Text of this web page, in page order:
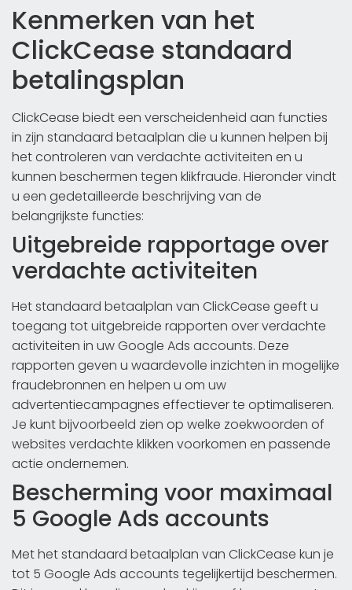
Kenmerken van het
ClickCease standaard
betalingsplan
ClickCease biedt een verscheidenheid aan functies
in zijn standaard betaalplan die u kunnen helpen bij
het controleren van verdachte activiteiten en u
kunnen beschermen tegen klikfraude. Hieronder vindt
u een gedetailleerde beschrijving van de
belangrijkste functies:
Uitgebreide rapportage over
verdachte activiteiten
Het standaard betaalplan van ClickCease geeft u
toegang tot uitgebreide rapporten over verdachte
activiteiten in uw Google Ads accounts. Deze
rapporten geven u waardevolle inzichten in mogelijke
fraudebronnen en helpen u om uw
advertentiecampagnes effectiever te optimaliseren.
Je kunt bijvoorbeeld zien op welke zoekwoorden of
websites verdachte klikken voorkomen en passende
actie ondernemen.
Bescherming voor maximaal
5 Google Ads accounts
Met het standaard betaalplan van ClickCease kun je
tot 5 Google Ads accounts tegelijkertijd beschermen.